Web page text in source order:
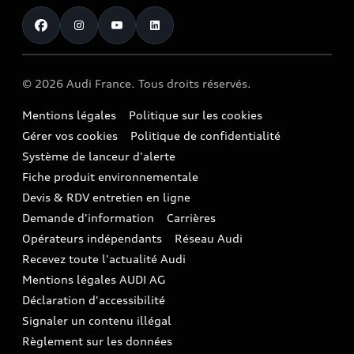
Trouver mon Partenaire Audi
SUV électrique
SUV compact
Garanties Audi
Audi rent : location courte durée
Espace Client Audi Financial Services
Heycar
Voiture de direction
Avantages voiture société
Flotte automobile
LLD
Offres Après-Vente
Accessoires et équipements
Informations client
Functions on Demand
Action de Service EA 189
Audi Assistance
Campagne de rappel Airbag Takata
Mise à jour logiciel
Histoire du progrès
Notre vision
Audi Sport
Nos technologies
myAudi experience
Audi Shop : Boutique Officielle
Espace actualités Audi
Carrières
Espace Presse
© 2026 Audi France. Tous droits réservés.
Mentions légales
Politique sur les cookies
Gérer vos cookies
Politique de confidentialité
Système de lanceur d'alerte
Fiche produit environnementale
Devis & RDV entretien en ligne
Demande d'information
Carrières
Opérateurs indépendants
Réseau Audi
Recevez toute l'actualité Audi
Mentions légales AUDI AG
Déclaration d'accessibilité
Signaler un contenu illégal
Règlement sur les données